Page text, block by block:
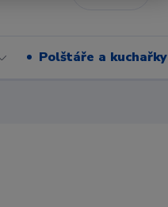
Polštáře a kuchařky